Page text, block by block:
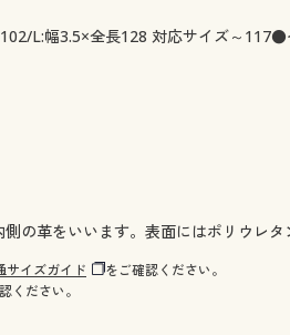
L:幅3.5×全長128 対応サイズ～117●
の革をいいます。表面にはポリウレ
サイズガイド
をご確認ください。
ください。